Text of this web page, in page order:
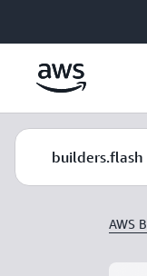
builders.flash
AWS